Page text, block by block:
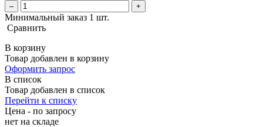
– +
Минимальный заказ 1 шт.
Сравнить
В корзину
Товар добавлен в корзину
Оформить запрос
В список
Товар добавлен в список
Перейти к списку
Цена - по запросу
нет на складе